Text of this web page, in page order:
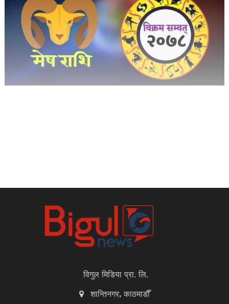
विगुल मिडिया प्रा. लि.
शान्तिनगर, काठमाडौँ